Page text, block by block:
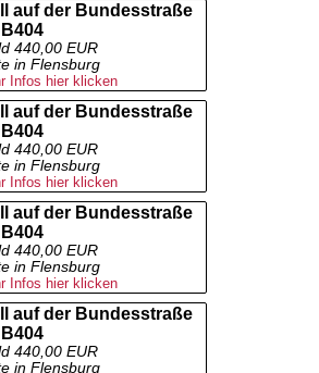
auf der Bundesstraße
B404
440,00 EUR
in Flensburg
Infos hier klicken
auf der Bundesstraße
B404
440,00 EUR
in Flensburg
Infos hier klicken
auf der Bundesstraße
B404
440,00 EUR
in Flensburg
Infos hier klicken
auf der Bundesstraße
B404
440,00 EUR
in Flensburg